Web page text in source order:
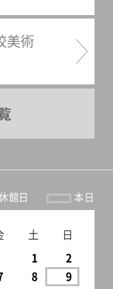
美術
館日 本日
土 日
1
2
8
9